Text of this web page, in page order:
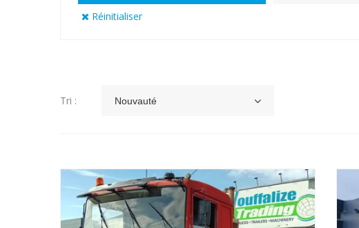
Réinitialiser
Tri : Nouvauté